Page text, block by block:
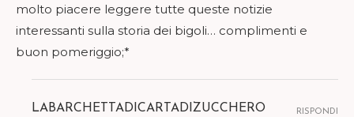
molto piacere leggere tutte queste notizie
interessanti sulla storia dei bigoli… complimenti e
buon pomeriggio;*
LABARCHETTADICARTADIZUCCHERO RISPONDI